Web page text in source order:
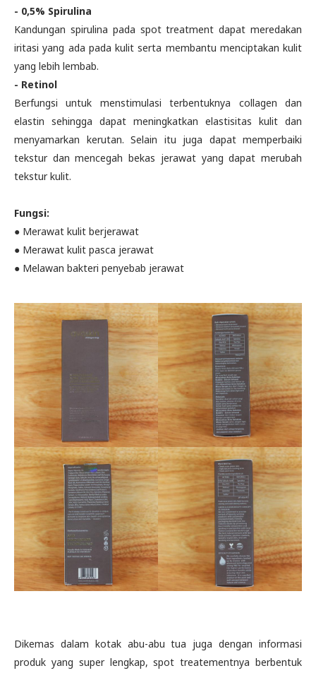
- 0,5% Spirulina
Kandungan spirulina pada spot treatment dapat meredakan
iritasi yang ada pada kulit serta membantu menciptakan kulit
yang lebih lembab.
- Retinol
Berfungsi untuk menstimulasi terbentuknya collagen dan
elastin sehingga dapat meningkatkan elastisitas kulit dan
menyamarkan kerutan. Selain itu juga dapat memperbaiki
tekstur dan mencegah bekas jerawat yang dapat merubah
tekstur kulit.
Fungsi:
● Merawat kulit berjerawat
● Merawat kulit pasca jerawat
● Melawan bakteri penyebab jerawat
Dikemas dalam kotak abu-abu tua juga dengan informasi
produk yang super lengkap, spot treatementnya berbentuk